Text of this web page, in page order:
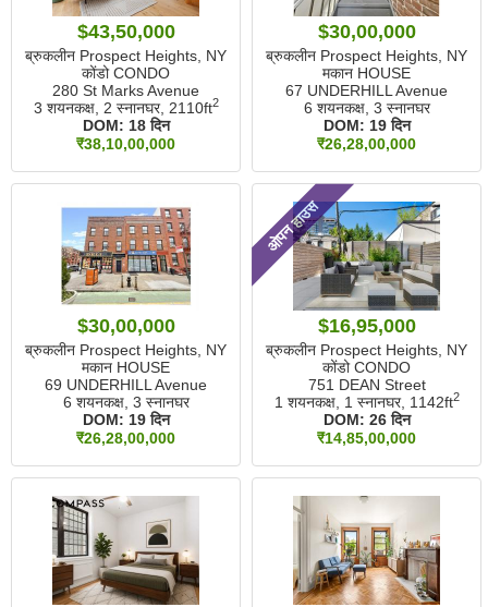
$43,50,000
ब्रुकलीन Prospect Heights, NY
कोंडो CONDO
280 St Marks Avenue
3 शयनकक्ष, 2 स्नानघर, 2110ft2
DOM: 18 दिन
₹38,10,00,000
$30,00,000
ब्रुकलीन Prospect Heights, NY
मकान HOUSE
67 UNDERHILL Avenue
6 शयनकक्ष, 3 स्नानघर
DOM: 19 दिन
₹26,28,00,000
$30,00,000
ब्रुकलीन Prospect Heights, NY
मकान HOUSE
69 UNDERHILL Avenue
6 शयनकक्ष, 3 स्नानघर
DOM: 19 दिन
₹26,28,00,000
ओपन हाउस
$16,95,000
ब्रुकलीन Prospect Heights, NY
कोंडो CONDO
751 DEAN Street
1 शयनकक्ष, 1 स्नानघर, 1142ft2
DOM: 26 दिन
₹14,85,00,000